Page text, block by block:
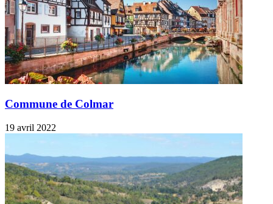
Commune de Colmar
19 avril 2022